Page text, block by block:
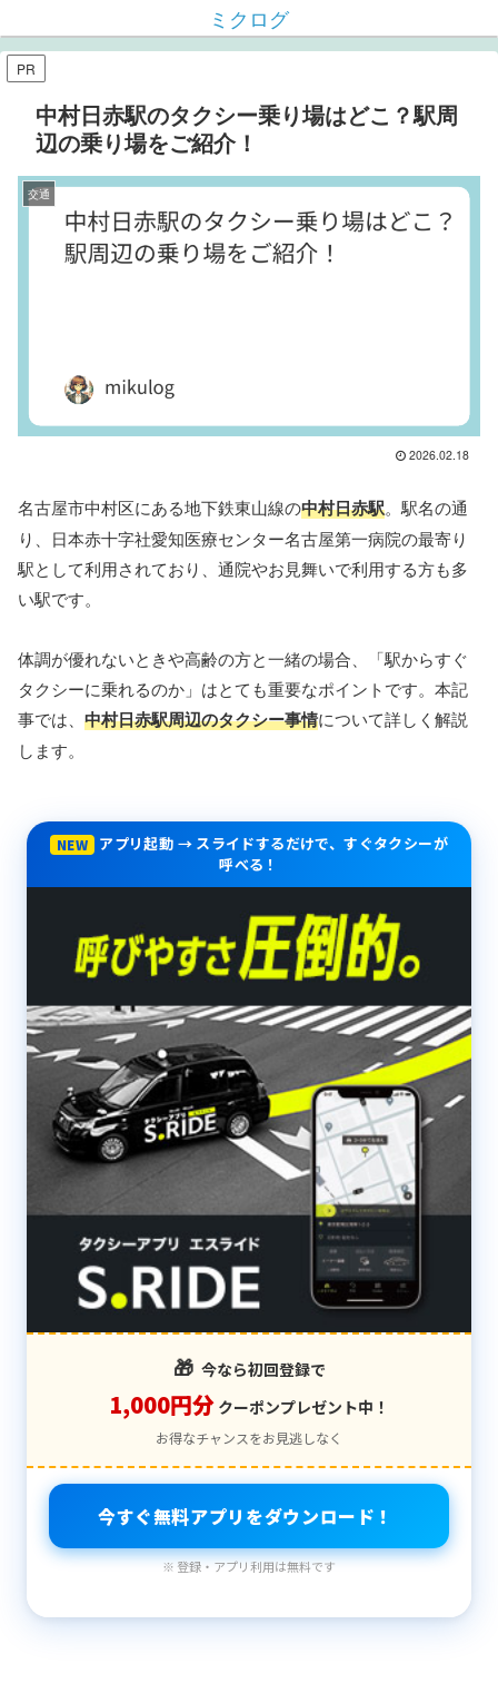
ミクログ
PR
中村日赤駅のタクシー乗り場はどこ？駅周
辺の乗り場をご紹介！
交通
2026.02.18
名古屋市中村区にある地下鉄東山線の中村日赤駅。駅名の通
り、日本赤十字社愛知医療センター名古屋第一病院の最寄り
駅として利用されており、通院やお見舞いで利用する方も多
い駅です。
体調が優れないときや高齢の方と一緒の場合、「駅からすぐ
タクシーに乗れるのか」はとても重要なポイントです。本記
事では、 中村日赤駅周辺のタクシー事情について詳しく解説
します。
NEW
アプリ起動 → スライドするだけで、すぐタクシーが
呼べる！
🎁 今なら初回登録で
1,000円分 クーポンプレゼント中！
お得なチャンスをお見逃しなく
今すぐ無料アプリをダウンロード！
※ 登録・アプリ利用は無料です